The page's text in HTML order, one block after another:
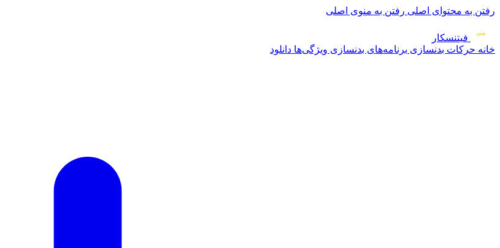
رفتن به محتوای اصلی رفتن به منوی اصلی
فیتنسکار
خانه حرکات بدنسازی برنامه‌های بدنسازی ویژگی‌ها دانلود